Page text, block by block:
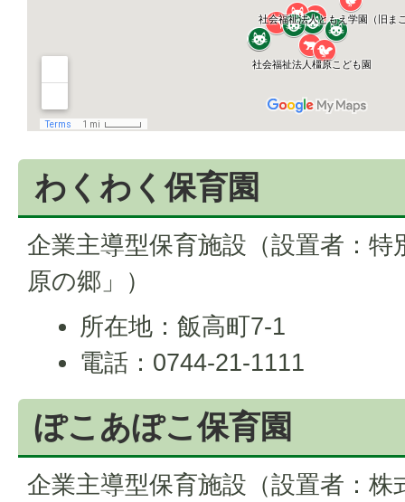
わくわく保育園
企業主導型保育施設（設置者：
原の郷」）
所在地：飯高町7-1
電話：0744-21-1111
ぽこあぽこ保育園
企業主導型保育施設（設置者：